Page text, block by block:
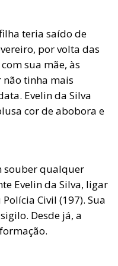
teria saído de
por volta das
sua mãe, às
não tinha mais
Evelin da Silva
cor de abobora e
souber qualquer
Evelin da Silva, ligar
Civil (197). Sua
Desde já, a